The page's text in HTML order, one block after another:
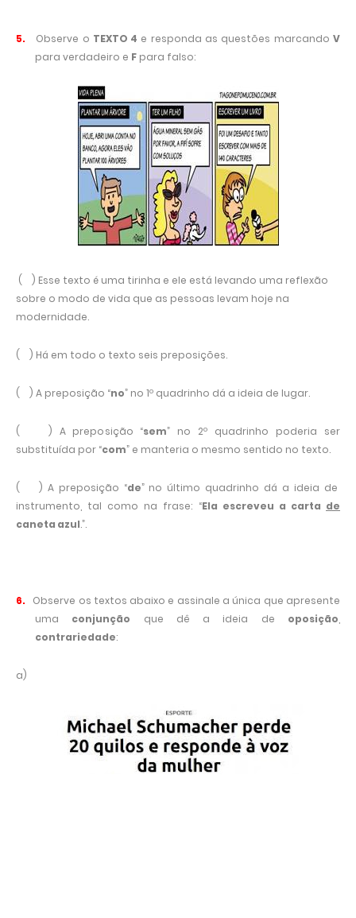
5. Observe o TEXTO 4 e responda as questões marcandoV
para verdadeiro e F para falso:
( ) Esse texto é uma tirinha e ele está levando uma reflexão
sobre o modo de vida que as pessoas levam hoje na
modernidade.
( ) Há em todo o texto seis preposições.
( ) A preposição “no” no 1º quadrinho dá a ideia de lugar.
( ) A preposição “sem” no 2º quadrinho poderia ser
substituída por “com” e manteria o mesmo sentido no texto.
( ) A preposição “de” no último quadrinho dá a ideia de
instrumento, tal como na frase: “Ela escreveu a carta de
caneta azul.”.
6. Observe os textos abaixo e assinale a única que apresente
uma conjunção que dê a ideia de oposição
contrariedade:
a)